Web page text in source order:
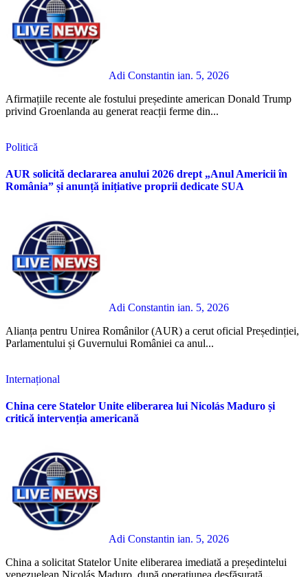
Adi Constantin ian. 5, 2026
Afirmațiile recente ale fostului președinte american Donald Trump
privind Groenlanda au generat reacții ferme din...
Politică
AUR solicită declararea anului 2026 drept „Anul Americii în
România” și anunță inițiative proprii dedicate SUA
Adi Constantin ian. 5, 2026
Alianța pentru Unirea Românilor (AUR) a cerut oficial Președinției,
Parlamentului și Guvernului României ca anul...
Internațional
China cere Statelor Unite eliberarea lui Nicolás Maduro și
critică intervenția americană
Adi Constantin ian. 5, 2026
China a solicitat Statelor Unite eliberarea imediată a președintelui